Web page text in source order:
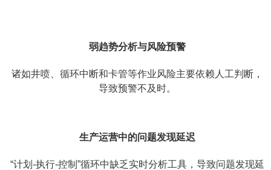
弱趋势分析与风险预警
诸如井喷、循环中断和卡管等作业风险主要依赖人工判断，
导致预警不及时。
生产运营中的问题发现延迟
“计划-执行-控制”循环中缺乏实时分析工具，导致问题发现延